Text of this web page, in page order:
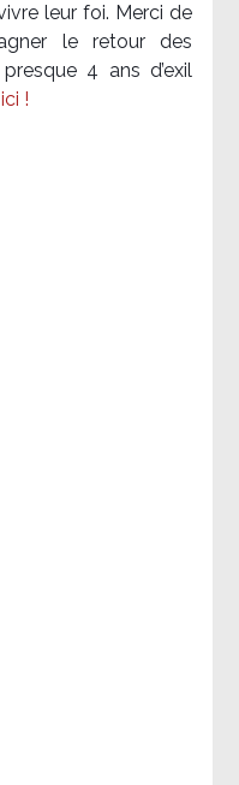
leur foi. Merci de
le retour des
4 ans d’exil
!